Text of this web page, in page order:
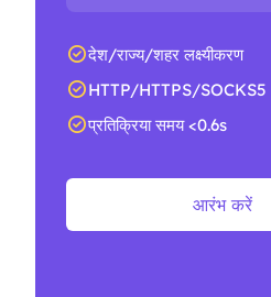
देश/राज्य/शहर लक्ष्यीकरण
HTTP/HTTPS/SOCKS5
प्रतिक्रिया समय <0.6s
आरंभ करें